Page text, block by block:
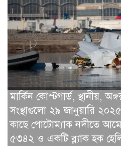
মার্কিন কোস্টগার্ড, স্থানীয়,
সংস্থাগুলো ২৯ জানুয়ারি
কাছে পোটোম্যাক নদীতে
৫৩৪২ ও একটি ব্ল্যাক হক